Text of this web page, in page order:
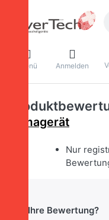
Menü Anmelden
Klimagerät
Nur
Ihre Bewertung?